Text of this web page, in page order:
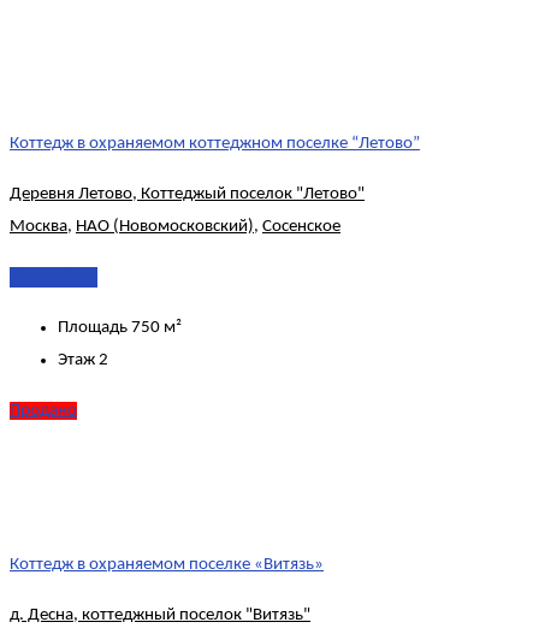
Коттедж в охраняемом коттеджном поселке “Летово”
Деревня Летово, Коттеджый поселок "Летово"
Москва, НАО (Новомосковский), Сосенское
Площадь 750 м²
Этаж 2
Продано
Коттедж в охраняемом поселке «Витязь»
д. Десна, коттеджный поселок "Витязь"